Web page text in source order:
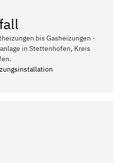
bis Gasheizungen -
in Stettenhofen, Kreis